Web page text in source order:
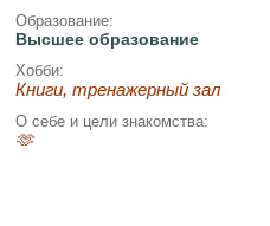
Образование:
Высшее образование
Хобби:
Книги, тренажерный зал
О себе и цели знакомства:
🫶